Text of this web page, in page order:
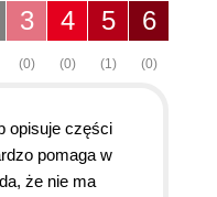
6
(0)
5
(1)
4
(0)
3
(0)
opisuje części
pomaga w
że nie ma